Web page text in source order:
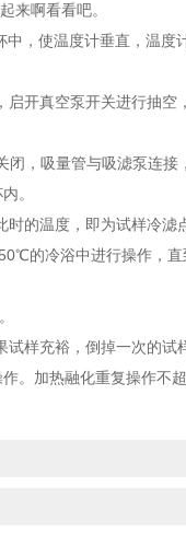
来啊看看吧。
，使温度计垂直，温度
开真空泵开关进行抽空
，吸量管与吸滤泵连接
。
的温度，即为试样冷滤
的冷浴中进行操作，
样充裕，倒掉一次的试
。加热融化重复操作不超